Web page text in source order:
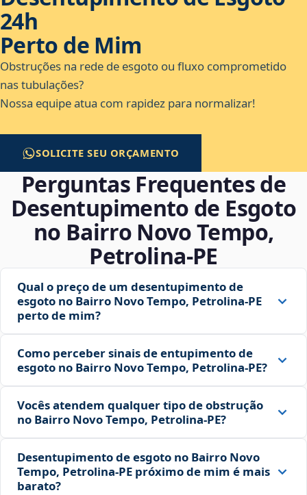
24h
Perto de Mim
Obstruções na rede de esgoto ou fluxo comprometido
nas tubulações?
Nossa equipe atua com rapidez para normalizar!
SOLICITE SEU ORÇAMENTO
Perguntas Frequentes de
Desentupimento de Esgoto
no Bairro Novo Tempo,
Petrolina‑PE
Qual o preço de um desentupimento de
esgoto no Bairro Novo Tempo, Petrolina‑PE
perto de mim?
Como perceber sinais de entupimento de
esgoto no Bairro Novo Tempo, Petrolina‑PE?
Vocês atendem qualquer tipo de obstrução
no Bairro Novo Tempo, Petrolina‑PE?
Desentupimento de esgoto no Bairro Novo
Tempo, Petrolina‑PE próximo de mim é mais
barato?